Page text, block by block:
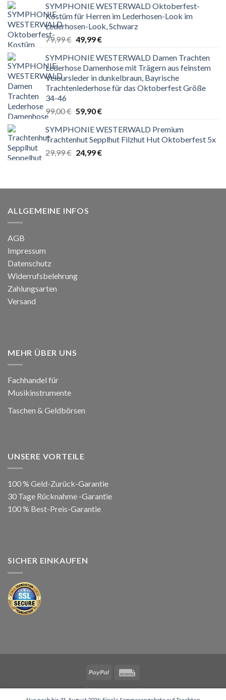
SYMPHONIE WESTERWALD Oktoberfest-
Kostüm für Herren im Lederhosen-Look im
Lederhosen-Look, Schwarz
79,99€ Ursprünglicher
war:
79,99 €
49,99€Aktueller
ist:
49,99 €.
SYMPHONIE WESTERWALD Damen Trachten
Lederhose Damenhose mit Trägern aus feinstem
Veloursleder in dunkelbraun, Bayrische
Trachtenlederhose für das Oktoberfest Größe
34-46
99,00€ Ursprünglicher
war:
99,00 €
59,90€Aktueller
ist:
59,90 €.
SYMPHONIE WESTERWALD Premium
Trachtenhut Sepplhut Filzhut Hut Oktoberfest 5x
29,99€ Ursprünglicher
24,99€Aktueller
ALLGEMEINE INFOS
AGB
Impressum
Datenschutz
Widerrufsbelehrung
Zahlungsarten
Versand
MEHR ÜBER UNS
Fachhandel für
Musikinstrumente
Taschen & Geldbörsen
UNSERE VORTEILE
100 % Geld-Zurück-Garantie
30 Tage Rücknahme -Garantie
100 % Best-Preis-Garantie
SICHER EINKAUFEN
Über Uns Kontakt